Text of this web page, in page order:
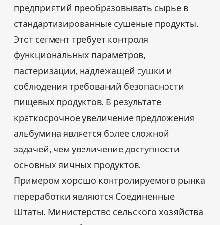
предприятий преобразовывать сырье в
стандартизированные сушеные продукты.
Этот сегмент требует контроля
функциональных параметров,
пастеризации, надлежащей сушки и
соблюдения требований безопасности
пищевых продуктов. В результате
краткосрочное увеличение предложения
альбумина является более сложной
задачей, чем увеличение доступности
основных яичных продуктов.
Примером хорошо контролируемого рынка
переработки являются Соединенные
Штаты. Министерство сельского хозяйства